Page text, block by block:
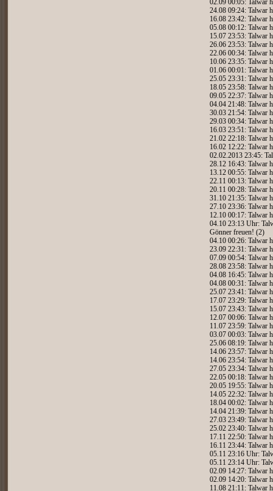
02.09 00:05: Talwar
24.08 09:24: Talwar
16.08 23:42: Talwar
05.08 00:12: Talwar
15.07 23:53: Talwar
26.06 23:53: Talwar
22.06 00:34: Talwar
10.06 23:35: Talwar
01.06 00:01: Talwar
25.05 23:31: Talwar
18.05 23:58: Talwar
09.05 22:37: Talwar
04.04 21:48: Talwar
30.03 21:54: Talwar
29.03 00:34: Talwar
16.03 23:51: Talwar
21.02 22:18: Talwar
16.02 12:22: Talwar
02.02.2013 23:45:
28.12 16:43: Talwar
13.12 00:55: Talwar
22.11 00:13: Talwar
20.11 00:28: Talwar
31.10 21:35: Talwar
27.10 23:36: Talwar
12.10 00:17: Talwar
04.10 23:13 Uhr:
Gönner freuen! (2)
04.10 00:26: Talwar
23.09 22:31: Talwar
07.09 00:54: Talwar
28.08 23:58: Talwar
04.08 16:45: Talwar
04.08 00:31: Talwar
25.07 23:41: Talwar
17.07 23:29: Talwar
15.07 23:43: Talwar
12.07 00:06: Talwar
11.07 23:59: Talwar
03.07 00:03: Talwar
25.06 08:19: Talwar
14.06 23:57: Talwar
14.06 23:54: Talwar
27.05 23:34: Talwar
22.05 00:18: Talwar
20.05 19:55: Talwar
14.05 22:32: Talwar
18.04 00:02: Talwar
14.04 21:39: Talwar
27.03 23:49: Talwar
25.02 23:40: Talwar
17.11 22:50: Talwar
16.11 23:44: Talwar
05.11 23:16 Uhr:
05.11 23:14 Uhr:
02.09 14:27: Talwar
02.09 14:20: Talwar
11.08 21:11: Talwar